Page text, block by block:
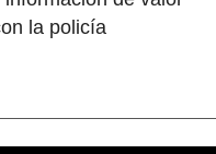
la policía